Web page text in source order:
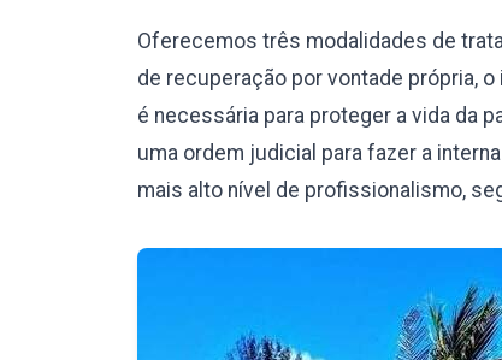
Oferecemos três modalidades de
de recuperação por vontade própria,
é necessária para proteger a vida da
uma ordem judicial para fazer a
mais alto nível de profissionalismo,